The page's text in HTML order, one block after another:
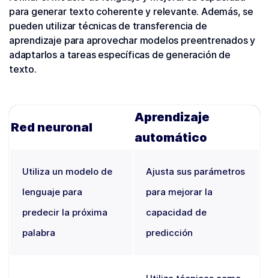
para generar texto coherente y relevante. Además, se
pueden utilizar técnicas de transferencia de
aprendizaje para aprovechar modelos preentrenados y
adaptarlos a tareas específicas de generación de
texto.
Red neuronal
Aprendizaje
automático
Utiliza un modelo de
lenguaje para
predecir la próxima
palabra
Ajusta sus parámetros
para mejorar la
capacidad de
predicción